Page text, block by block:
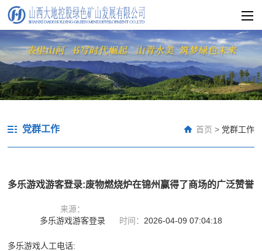
党群工作 首页 > 党群工作
多乐游戏游客登录:废物燃烧炉在锦州赢得了商场的广泛赞誉
来源：
多乐游戏游客登录
时间： 2026-04-09 07:04:18
多乐游戏人工电话: